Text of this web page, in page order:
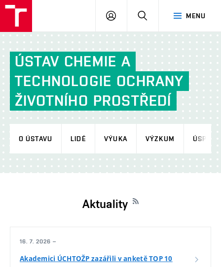
MENU
PŘIHLÁSIT
ÚSTAV CHEMIE A
TECHNOLOGIE OCHRANY
ŽIVOTNÍHO PROSTŘEDÍ
O ÚSTAVU LIDÉ VÝUKA VÝZKUM
Aktuality
16. 7. 2026 –
Akademici ÚCHTOŽP zazářili v anketě TOP 10